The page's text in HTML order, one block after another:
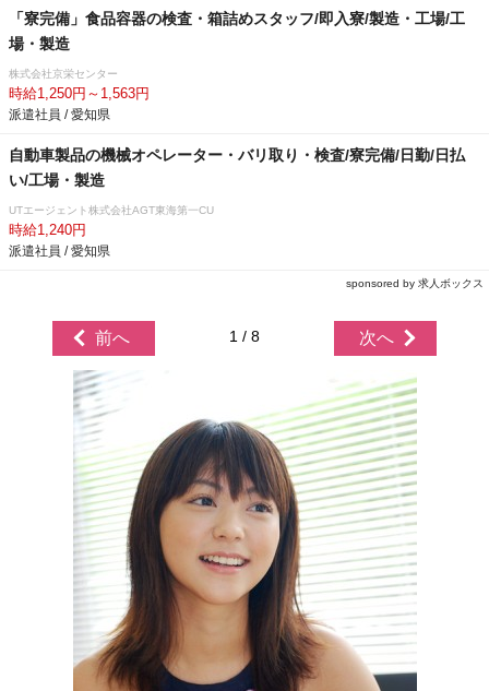
「寮完備」食品容器の検査・箱詰めスタッフ/即入寮/製造・工場/工
場・製造
株式会社京栄センター
時給1,250円～1,563円
派遣社員 / 愛知県
自動車製品の機械オペレーター・バリ取り・検査/寮完備/日勤/日払
い/工場・製造
UTエージェント株式会社AGT東海第一CU
時給1,240円
派遣社員 / 愛知県
sponsored by 求人ボックス
前へ 1 / 8 次へ